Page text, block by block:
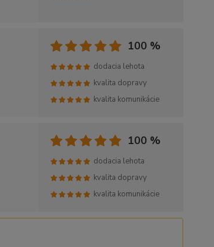
100 %
dodacia lehota
kvalita dopravy
kvalita komunikácie
100 %
dodacia lehota
kvalita dopravy
kvalita komunikácie